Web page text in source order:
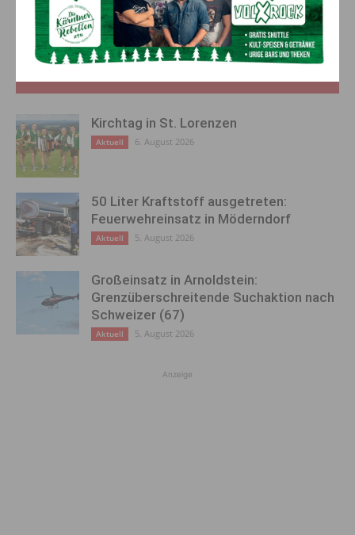
geschlossen?
Kirchtag in St. Lorenzen
Aktuell 6. August 2026
50 Liter Kraftstoff ausgetreten:
Feuerwehreinsatz in Möderndorf
Aktuell 5. August 2026
Großeinsatz in Arnoldstein:
Grenzüberschreitende Suchaktion nach
Schweizer (67)
Aktuell 5. August 2026
Anzeige